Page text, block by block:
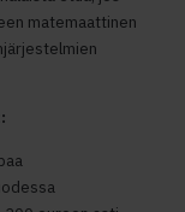
matemaattinen